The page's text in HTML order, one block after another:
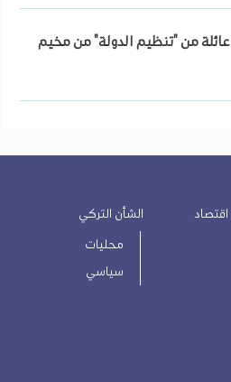
العراق يعيد إلى أراضيه 160 عائلة من "تنظيم الدولة" من مخيم
اقتصاد الشأن التركي
محليات
سياسي